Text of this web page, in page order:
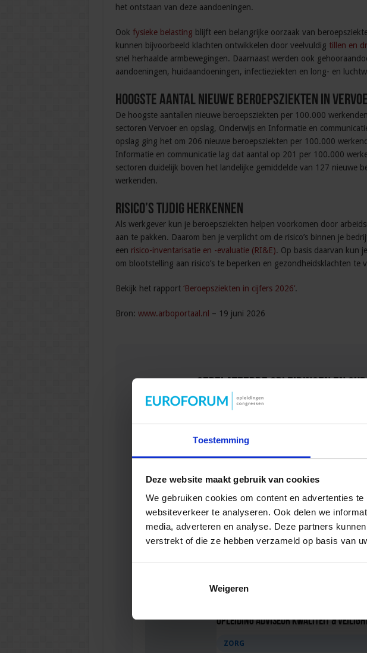
Toestemming
Deze website maakt gebruik van cookies
We gebruiken cookies om content en advertenties
websiteverkeer te analyseren. Ook delen we
media, adverteren en analyse. Deze partners
verstrekt of die ze hebben verzameld op basis van
Weigeren
het ontstaan van deze aandoeningen.
Ook fysieke belasting blijft een belangrijke oorzaak van
kunnen bijvoorbeeld klachten ontwikkelen door veelvuldig tillen en
snel herhaalde armbewegingen. Daarnaast werden ook
aandoeningen, huidaandoeningen, infectieziekten en long- en
Hoogste aantal nieuwe beroepsziekten in
De hoogste aantallen nieuwe beroepsziekten per 100.000
sectoren Vervoer en opslag, Onderwijs en Informatie en
opslag ging het om 206 nieuwe beroepsziekten per 100.000
Informatie en communicatie lag dat aantal op 201 per 100.000
sectoren duidelijk boven het landelijke gemiddelde van 127 nieuwe
werkenden.
Risico’s tijdig herkennen
Als werkgever kun je beroepsziekten helpen voorkomen door
aan te pakken. Daarom ben je verplicht om de risico’s binnen je
een risico-inventarisatie en -evaluatie (RI&E). Op basis daarvan kun
om blootstelling aan risico’s te beperken en gezondheidsklachten te
Bekijk het rapport ‘Beroepsziekten in cijfers 2026’.
Bron: www.arboportaal.nl – 19 juni 2026
Opleiding Sociale Veiligheid in de
Opleiding Adviseur Kwaliteit &
ZORG